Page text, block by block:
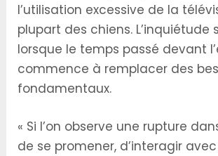
l’utilisation excessive de la
plupart des chiens. L’inquiétude
lorsque le temps passé devant
commence à remplacer des
fondamentaux.
« Si l’on observe une rupture
de se promener, d’interagir